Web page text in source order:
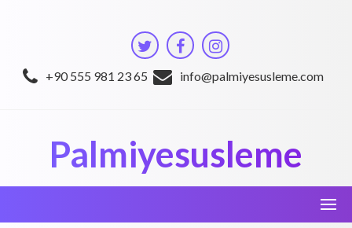
+90 555 981 23 65 info@palmiyesusleme.com
Palmiyesusleme